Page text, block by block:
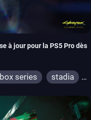
à jour pour la PS5 Pro dès
series
stadia